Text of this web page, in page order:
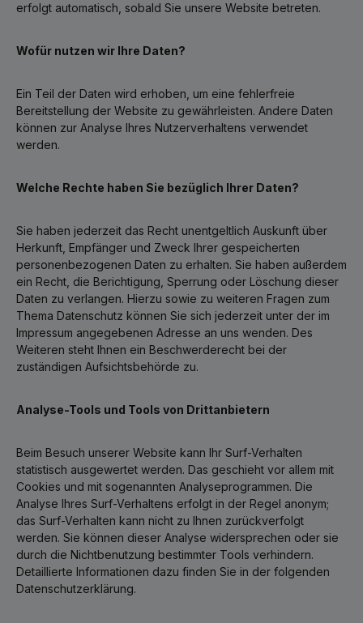
erfolgt automatisch, sobald Sie unsere Website betreten.
Wofür nutzen wir Ihre Daten?
Ein Teil der Daten wird erhoben, um eine fehlerfreie
Bereitstellung der Website zu gewährleisten. Andere Daten
können zur Analyse Ihres Nutzerverhaltens verwendet
werden.
Welche Rechte haben Sie bezüglich Ihrer Daten?
Sie haben jederzeit das Recht unentgeltlich Auskunft über
Herkunft, Empfänger und Zweck Ihrer gespeicherten
personenbezogenen Daten zu erhalten. Sie haben außerdem
ein Recht, die Berichtigung, Sperrung oder Löschung dieser
Daten zu verlangen. Hierzu sowie zu weiteren Fragen zum
Thema Datenschutz können Sie sich jederzeit unter der im
Impressum angegebenen Adresse an uns wenden. Des
Weiteren steht Ihnen ein Beschwerderecht bei der
zuständigen Aufsichtsbehörde zu.
Analyse-Tools und Tools von Drittanbietern
Beim Besuch unserer Website kann Ihr Surf-Verhalten
statistisch ausgewertet werden. Das geschieht vor allem mit
Cookies und mit sogenannten Analyseprogrammen. Die
Analyse Ihres Surf-Verhaltens erfolgt in der Regel anonym;
das Surf-Verhalten kann nicht zu Ihnen zurückverfolgt
werden. Sie können dieser Analyse widersprechen oder sie
durch die Nichtbenutzung bestimmter Tools verhindern.
Detaillierte Informationen dazu finden Sie in der folgenden
Datenschutzerklärung.